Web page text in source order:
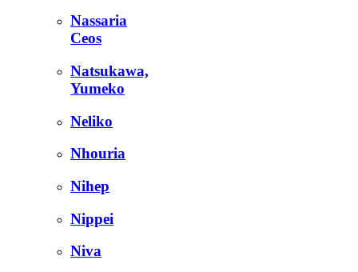
Nassaria
Ceos
Natsukawa,
Yumeko
Neliko
Nhouria
Nihep
Nippei
Niva